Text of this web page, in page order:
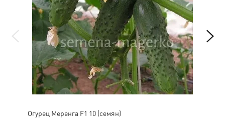
Огурец Меренга F1 10 (семян)